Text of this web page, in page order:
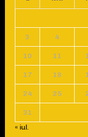
3 4
10 11
17 18
24 25
31
« iul.